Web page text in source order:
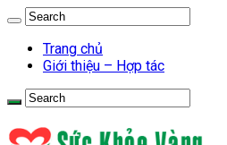
Trang chủ
Giới thiệu – Hợp tác